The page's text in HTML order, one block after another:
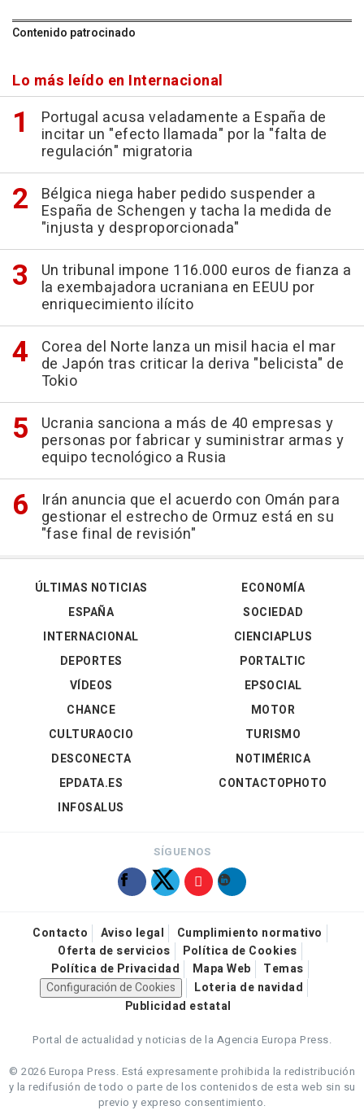
Contenido patrocinado
Lo más leído en Internacional
Portugal acusa veladamente a España de
incitar un "efecto llamada" por la "falta de
regulación" migratoria
Bélgica niega haber pedido suspender a
España de Schengen y tacha la medida de
"injusta y desproporcionada"
Un tribunal impone 116.000 euros de fianza a
la exembajadora ucraniana en EEUU por
enriquecimiento ilícito
Corea del Norte lanza un misil hacia el mar
de Japón tras criticar la deriva "belicista" de
Tokio
Ucrania sanciona a más de 40 empresas y
personas por fabricar y suministrar armas y
equipo tecnológico a Rusia
Irán anuncia que el acuerdo con Omán para
gestionar el estrecho de Ormuz está en su
"fase final de revisión"
ÚLTIMAS NOTICIAS
ESPAÑA
INTERNACIONAL
DEPORTES
VÍDEOS
ECONOMÍA
SOCIEDAD
CIENCIAPLUS
PORTALTIC
EPSOCIAL
CHANCE
CULTURAOCIO
DESCONECTA
EPDATA.ES
INFOSALUS
MOTOR
TURISMO
NOTIMÉRICA
CONTACTOPHOTO
SÍGUENOS
Contacto Aviso legal
Cumplimiento normativo
Oferta de servicios
Política de Cookies
Política de Privacidad
Mapa Web
Temas
Configuración de Cookies
Loteria de navidad
Publicidad estatal
Portal de actualidad y noticias de la Agencia Europa Press.
© 2026 Europa Press. Está expresamente prohibida la redistribución
y la redifusión de todo o parte de los contenidos de esta web sin su
previo y expreso consentimiento.